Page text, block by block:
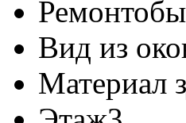
Ремонт
Вид из
Материал